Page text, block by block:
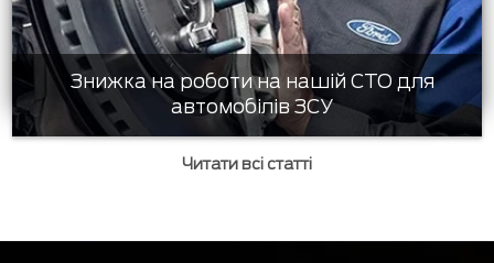
Знижка на роботи на нашій СТО для
автомобілів ЗСУ
Читати всі статті